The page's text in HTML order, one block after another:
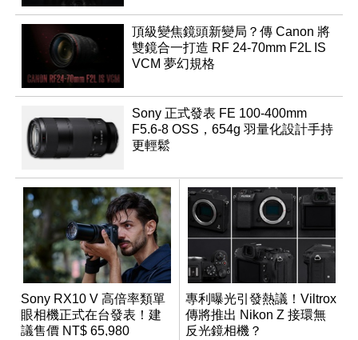
頂級變焦鏡頭新變局？傳 Canon 將
雙鏡合一打造 RF 24-70mm F2L IS
VCM 夢幻規格
Sony 正式發表 FE 100-400mm
F5.6-8 OSS，654g 羽量化設計手持
更輕鬆
Sony RX10 V 高倍率類單
眼相機正式在台發表！建
議售價 NT$ 65,980
專利曝光引發熱議！Viltrox
傳將推出 Nikon Z 接環無
反光鏡相機？